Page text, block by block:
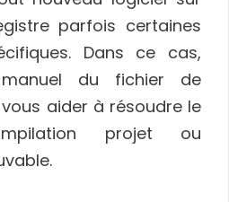
parfois certaines
Dans ce cas,
manuel du fichier de
aider à résoudre le
projet ou